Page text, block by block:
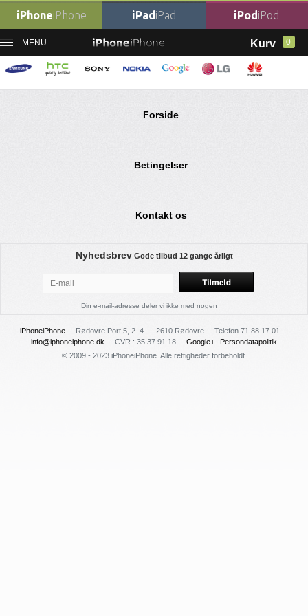
iPhoneiPhone iPadiPad iPodiPod
MENU Kurv 0
Ingen varer fundet
Forside
Betingelser
Kontakt os
Nyhedsbrev Gode tilbud 12 gange årligt
Din e-mail-adresse deler vi ikke med nogen
iPhoneiPhone Rødovre Port 5, 2. 4 2610 Rødovre
Telefon 71 88 17 01
info@iphoneiphone.dk
CVR.: 35 37 91 18 Google+
Persondatapolitik
© 2009 - 2023 iPhoneiPhone. Alle rettigheder forbeholdt.